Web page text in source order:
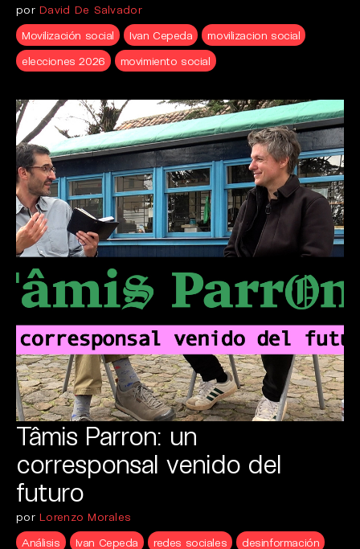
porDavid De Salvador
Movilización social
Ivan Cepeda
movilizacion social
elecciones 2026
movimiento social
Tâmis Parron: un
corresponsal venido del
futuro
porLorenzo Morales
Análisis
Ivan Cepeda redes sociales
desinformación